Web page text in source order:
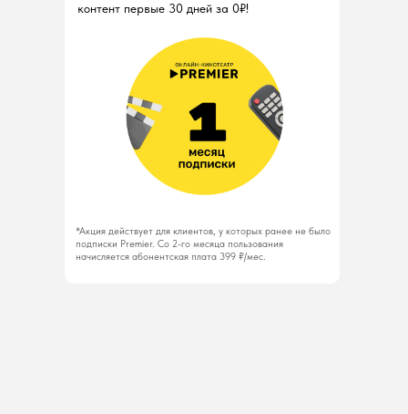
*Акция действует для клиентов, у которых ранее не было
подписки Premier. Со 2-го месяца пользования
начисляется абонентская плата 399 ₽/мес.
контент первые 30 дней за 0₽!